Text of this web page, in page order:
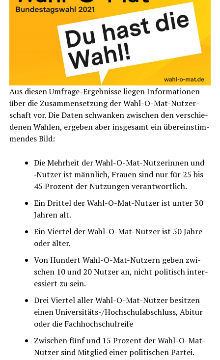
Aus die­sen Umfra­ge-Ergeb­nis­se lie­gen Infor­ma­tio­nen
über die Zusam­men­set­zung der Wahl-O-Mat-Nut­zer­
schaft vor. Die Daten schwan­ken zwi­schen den ver­schie­
de­nen Wah­len, erge­ben aber ins­ge­samt ein über­ein­stim­
men­des Bild:
Die Mehr­heit der Wahl-O-Mat-Nut­ze­rin­nen und
‑Nut­zer ist männ­lich, Frau­en sind nur für 25 bis
45 Pro­zent der Nut­zun­gen verantwortlich.
Ein Drit­tel der Wahl-O-Mat-Nut­zer ist unter 30
Jah­ren alt.
Ein Vier­tel der Wahl-O-Mat-Nut­zer ist 50 Jah­re
oder älter.
Von Hun­dert Wahl-O-Mat-Nut­zern geben zwi­
schen 10 und 20 Nut­zer an, nicht poli­tisch inter­
es­siert zu sein.
Drei Vier­tel aller Wahl-O-Mat-Nut­zer besit­zen
einen Uni­ver­si­täts-/Hoch­schul­ab­schluss, Abitur
oder die Fachhochschulreife
Zwi­schen fünf und 15 Pro­zent der Wahl-O-Mat-
Nut­zer sind Mit­glied einer poli­ti­schen Partei.